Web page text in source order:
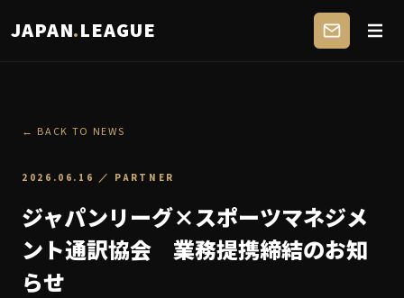
JAPAN.LEAGUE
← BACK TO NEWS
2026.06.16 ／ PARTNER
ジャパンリーグ×スポーツマネジメ
ント通訳協会 業務提携締結のお知
らせ